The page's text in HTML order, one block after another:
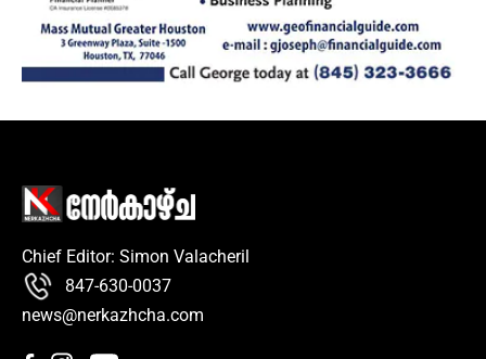
Chief Editor: Simon Valacheril
847-630-0037
news@nerkazhcha.com